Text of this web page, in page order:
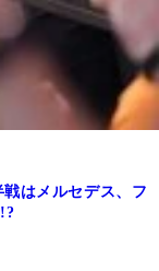
戦はメルセデス、フ